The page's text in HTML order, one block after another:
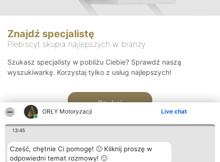
ORŁY Motoryzacji Live chat
13:45
Cześć, chętnie Ci pomogę! 🙂 Kliknij proszę w
odpowiedni temat rozmowy! 🙂
Znajdź specjalistę
Plebiscyt skupia najlepszych w branży
Szukasz specjalisty w pobliżu Ciebie? Sprawdź naszą
wyszukiwarkę. Korzystaj tylko z usług najlepszych!
Szukaj